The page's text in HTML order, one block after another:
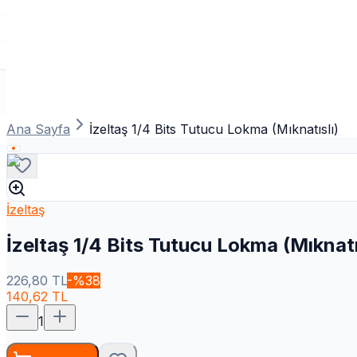
Ana Sayfa İzeltaş 1/4 Bits Tutucu Lokma (Mıknatıslı)
İzeltaş
İzeltaş 1/4 Bits Tutucu Lokma
226,80 TL-%38
140,62 TL
1